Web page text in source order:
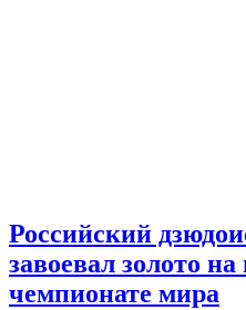
Российский
завоевал золото
чемпионате мира